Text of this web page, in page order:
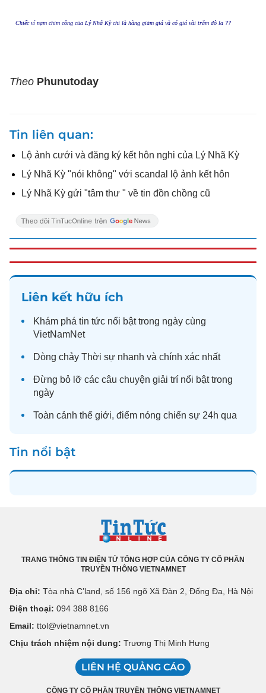
Chiếc ví nạm chim công của Lý Nhã Kỳ chỉ là hàng giảm giá và có giá vài trăm đô la ??
Theo Phunutoday
Tin liên quan
Lộ ảnh cưới và đăng ký kết hôn nghi của Lý Nhã Kỳ
Lý Nhã Kỳ "nói không" với scandal lộ ảnh kết hôn
Lý Nhã Kỳ gửi "tâm thư " về tin đồn chồng cũ
Liên kết hữu ích
Khám phá tin tức nổi bật trong ngày cùng
VietNamNet
Dòng chảy Thời sự nhanh và chính xác nhất
Đừng bỏ lỡ các câu chuyện giải trí nổi bật trong
ngày
Toàn cảnh thế giới, điểm nóng chiến sự 24h qua
Tin nổi bật
TRANG THÔNG TIN ĐIỆN TỬ TỔNG HỢP CỦA CÔNG TY CỔ PHẦN
TRUYỀN THÔNG VIETNAMNET
Địa chỉ: Tòa nhà C’land, số 156 ngõ Xã Đàn 2, Đống Đa, Hà Nội
Điện thoại: 094 388 8166
Email: ttol@vietnamnet.vn
Chịu trách nhiệm nội dung: Trương Thị Minh Hưng
LIÊN HỆ QUẢNG CÁO
CÔNG TY CỔ PHẦN TRUYỀN THÔNG VIETNAMNET